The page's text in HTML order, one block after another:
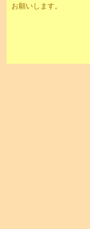
お願いします。